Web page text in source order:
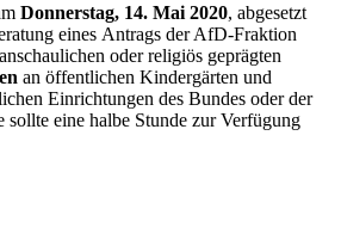
Donnerstag, 14. Mai 2020, abgesetzt
eines Antrags der AfD-Fraktion
oder religiös geprägten
an öffentlichen Kindergärten und
Einrichtungen des Bundes oder der
sollte eine halbe Stunde zur Verfügung